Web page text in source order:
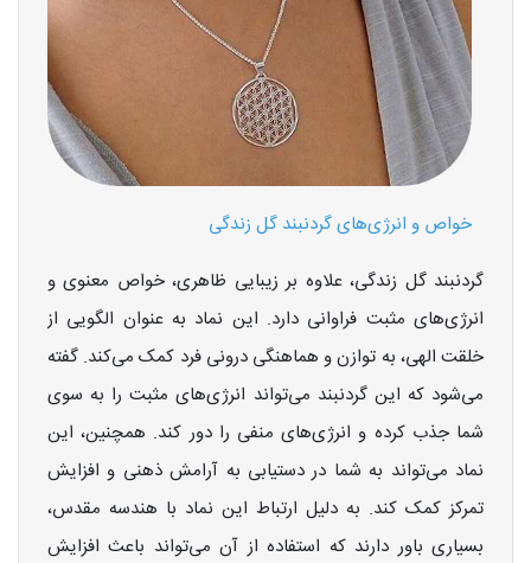
خواص و انرژی‌های گردنبند گل زندگی
گردنبند گل زندگی، علاوه بر زیبایی ظاهری، خواص معنوی و
انرژی‌های مثبت فراوانی دارد. این نماد به عنوان الگویی از
خلقت الهی، به توازن و هماهنگی درونی فرد کمک می‌کند. گفته
می‌شود که این گردنبند می‌تواند انرژی‌های مثبت را به سوی
شما جذب کرده و انرژی‌های منفی را دور کند. همچنین، این
نماد می‌تواند به شما در دستیابی به آرامش ذهنی و افزایش
تمرکز کمک کند. به دلیل ارتباط این نماد با هندسه مقدس،
بسیاری باور دارند که استفاده از آن می‌تواند باعث افزایش